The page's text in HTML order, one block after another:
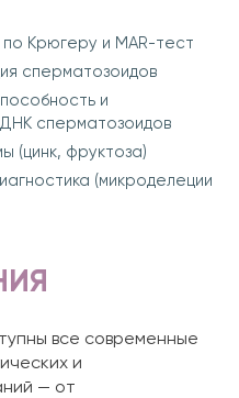
Крюгеру и MAR-тест
сперматозоидов
и
сперматозоидов
(цинк, фруктоза)
(микроделеции
все современные
и
— от